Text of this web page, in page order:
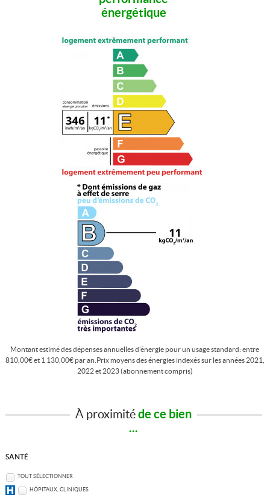
énergétique
Montant estimé des dépenses annuelles d'énergie pour un usage standard: entre
810,00€ et 1 130,00€ par an.Prix moyens des énergies indexés sur les années 2021,
2022 et 2023 (abonnement compris)
À proximitéde ce bien
...
SANTÉ
TOUT SÉLECTIONNER
HÔPITAUX, CLINIQUES